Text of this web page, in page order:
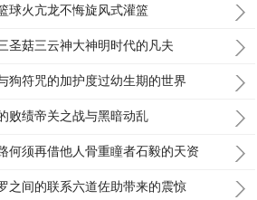
球火亢龙不悔旋风式灌篮
圣菇三云神大神明时代的凡夫
狗符咒的加护度过幼生期的世界
败绩帝关之战与黑暗动乱
何须再借他人骨重瞳者石毅的天资
之间的联系六道佐助带来的震惊